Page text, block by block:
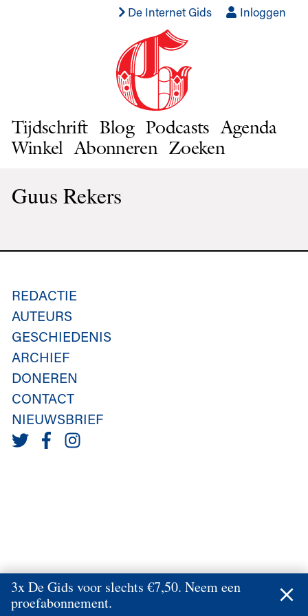
De Internet Gids Inloggen
Tijdschrift Blog Podcasts Agenda
Winkel Abonneren Zoeken
Guus Rekers
REDACTIE
AUTEURS
GESCHIEDENIS
ARCHIEF
DONEREN
CONTACT
NIEUWSBRIEF
3x De Gids voor slechts €7,50. Neem een
proefabonnement.